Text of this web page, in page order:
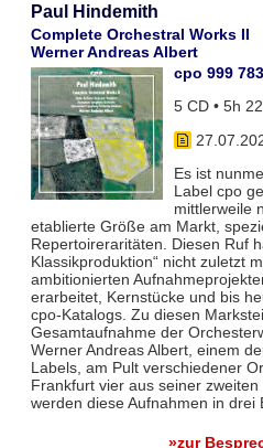
Paul Hindemith
Complete Orchestral Works II
Werner Andreas Albert
cpo 999
5 CD • 5h
Es ist
Label cpo
mittlerweile
etablierte Größe am Markt,
Repertoireraritäten. Diesen Ruf
Klassikproduktion“ nicht zuletzt
ambitionierten
erarbeitet, Kernstücke und bis
cpo-Katalogs. Zu diesen
Gesamtaufnahme der
Werner Andreas Albert, einem
Labels, am Pult verschiedener
Frankfurt vier aus seiner
werden diese Aufnahmen in drei
»zur